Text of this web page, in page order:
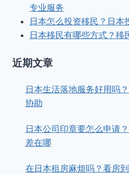
专业服务
日本怎么投资移民？日本
日本移民有哪些方式？移
近期文章
日本生活落地服务好用吗
协助
日本公司印章要怎么申请
差在哪
在日本租房麻烦吗？看房